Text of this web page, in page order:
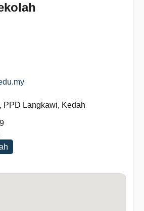
PPD Langkawi, Kedah